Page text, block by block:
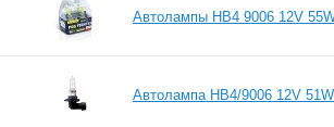
Автолампы HB4 9006 12V
Автолампа HB4/9006 12V